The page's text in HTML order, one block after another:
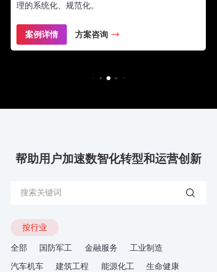
理的系统化、规范化。
案例详情 方案咨询
帮助用户加速数智化转型和运营创新
按行业
全部 国防军工 金融服务
工业制造
汽车机车
建筑工程 能源化工
生命健康